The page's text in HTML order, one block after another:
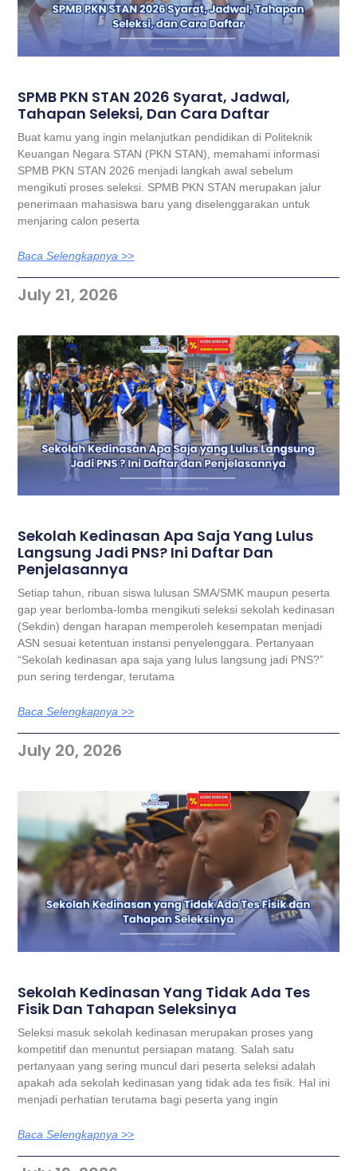
SPMB PKN STAN 2026 Syarat, Jadwal,
Tahapan Seleksi, Dan Cara Daftar
Buat kamu yang ingin melanjutkan pendidikan di Politeknik
Keuangan Negara STAN (PKN STAN), memahami informasi
SPMB PKN STAN 2026 menjadi langkah awal sebelum
mengikuti proses seleksi. SPMB PKN STAN merupakan jalur
penerimaan mahasiswa baru yang diselenggarakan untuk
menjaring calon peserta
Baca Selengkapnya >>
July 21, 2026
Sekolah Kedinasan Apa Saja Yang Lulus
Langsung Jadi PNS? Ini Daftar Dan
Penjelasannya
Setiap tahun, ribuan siswa lulusan SMA/SMK maupun peserta
gap year berlomba-lomba mengikuti seleksi sekolah kedinasan
(Sekdin) dengan harapan memperoleh kesempatan menjadi
ASN sesuai ketentuan instansi penyelenggara. Pertanyaan
“Sekolah kedinasan apa saja yang lulus langsung jadi PNS?”
pun sering terdengar, terutama
Baca Selengkapnya >>
July 20, 2026
Sekolah Kedinasan Yang Tidak Ada Tes
Fisik Dan Tahapan Seleksinya
Seleksi masuk sekolah kedinasan merupakan proses yang
kompetitif dan menuntut persiapan matang. Salah satu
pertanyaan yang sering muncul dari peserta seleksi adalah
apakah ada sekolah kedinasan yang tidak ada tes fisik. Hal ini
menjadi perhatian terutama bagi peserta yang ingin
Baca Selengkapnya >>